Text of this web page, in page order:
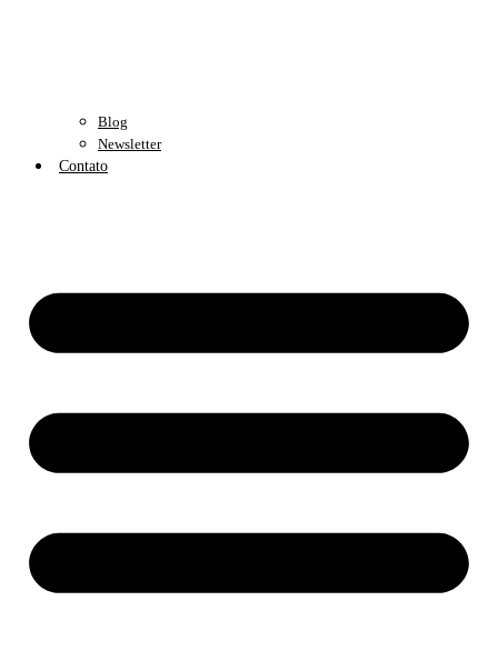
Blog
Newsletter
Contato